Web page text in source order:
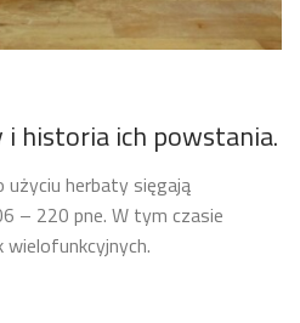
historia ich powstania.
użyciu herbaty sięgają
– 220 pne. W tym czasie
wielofunkcyjnych.